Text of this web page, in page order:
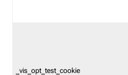
_vis_opt_test_cookie